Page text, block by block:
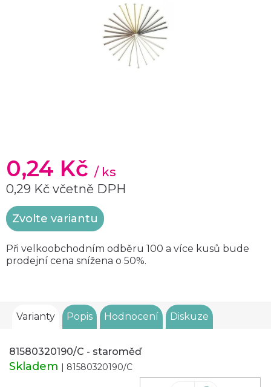
0,24 Kč / ks
0,29 Kč včetně DPH
Měrná
cena:
Zvolte variantu
Při velkoobchodním odběru 100 a více kusů bude
prodejní cena snížena o 50%.
Varianty Popis Hodnocení Diskuze
81580320190/C - staroměď
Skladem | 81580320190/C